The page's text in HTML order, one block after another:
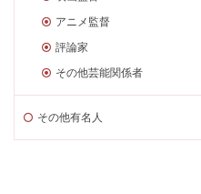
アニメ監督
評論家
その他芸能関係者
その他有名人